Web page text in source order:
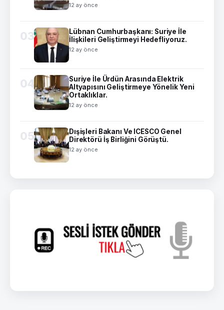
12 ay önce
03
Lübnan Cumhurbaşkanı: Suriye İle
İlişkileri Geliştirmeyi Hedefliyoruz.
12 ay önce
04
Suriye İle Ürdün Arasında Elektrik
Altyapısını Geliştirmeye Yönelik Yeni
Ortaklıklar.
12 ay önce
05
Dışişleri Bakanı Ve ICESCO Genel
Direktörü İş Birliğini Görüştü.
12 ay önce